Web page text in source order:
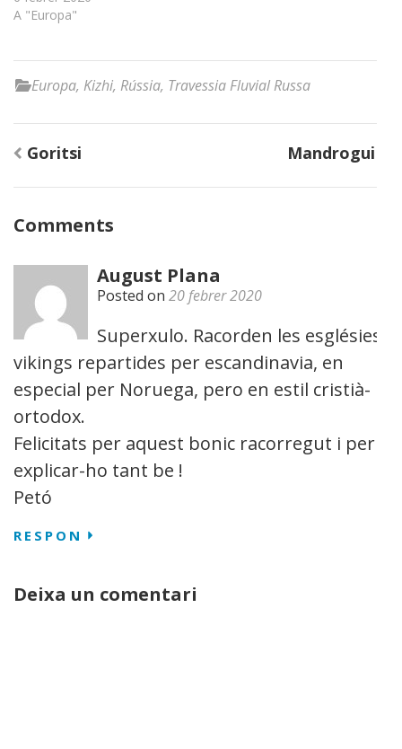
A "Europa"
Europa, Kizhi, Rússia, Travessia Fluvial Russa
Navegació
Goritsi Mandrogui
Comments
August Plana
Posted on 20 febrer 2020
Superxulo. Racorden les esglésies
vikings repartides per escandinavia, en
especial per Noruega, pero en estil cristià-
ortodox.
Felicitats per aquest bonic racorregut i per
explicar-ho tant be !
Petó
RESPON
Deixa un comentari